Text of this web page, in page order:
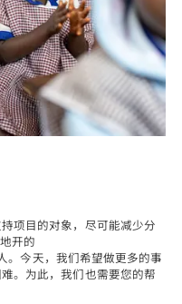
项目的对象，尽可能减少分
开的
。今天，我们希望做更多的事
。为此，我们也需要您的帮